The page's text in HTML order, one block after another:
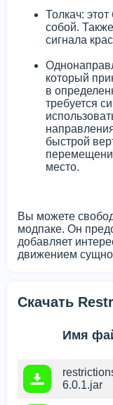
Толкач:
собой.
сигнала
который
в
требуется
быстрой
место.
Вы можете
модпаке. Он
добавляет
движением
Скачать
Имя
6.0.1.jar